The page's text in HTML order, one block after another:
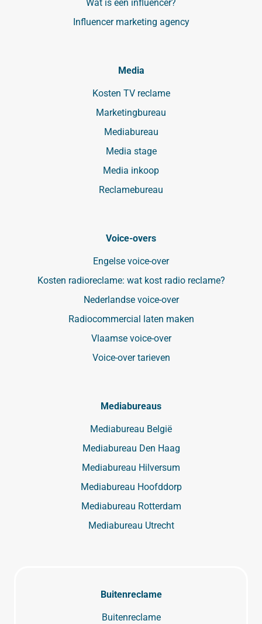
Wat is een influencer?
Influencer marketing agency
Media
Kosten TV reclame
Marketingbureau
Mediabureau
Media stage
Media inkoop
Reclamebureau
Voice-overs
Engelse voice-over
Kosten radioreclame: wat kost radio reclame?
Nederlandse voice-over
Radiocommercial laten maken
Vlaamse voice-over
Voice-over tarieven
Mediabureaus
Mediabureau België
Mediabureau Den Haag
Mediabureau Hilversum
Mediabureau Hoofddorp
Mediabureau Rotterdam
Mediabureau Utrecht
Buitenreclame
Buitenreclame